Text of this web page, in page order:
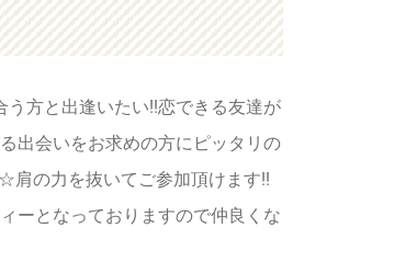
方と出逢いたい!!恋できる友達が
出会いをお求めの方にピッタリの
肩の力を抜いてご参加頂けます!!
ーとなっておりますので仲良くな